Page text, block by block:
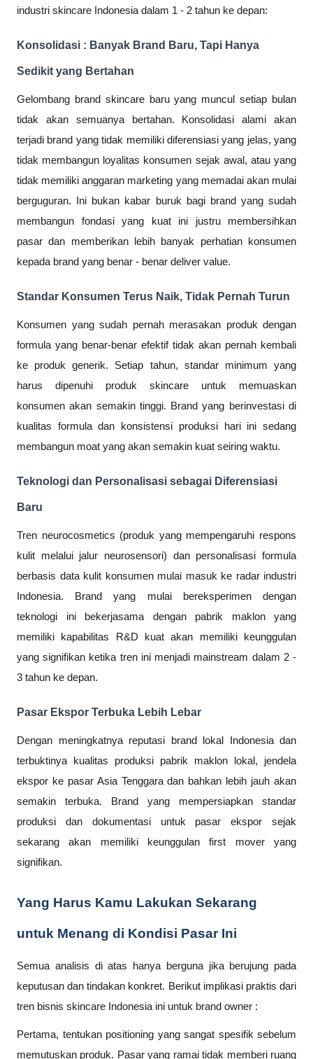
industri skincare Indonesia dalam 1 - 2 tahun ke depan:
Konsolidasi : Banyak Brand Baru, Tapi Hanya
Sedikit yang Bertahan
Gelombang brand skincare baru yang muncul setiap bulan
tidak akan semuanya bertahan. Konsolidasi alami akan
terjadi brand yang tidak memiliki diferensiasi yang jelas, yang
tidak membangun loyalitas konsumen sejak awal, atau yang
tidak memiliki anggaran marketing yang memadai akan mulai
berguguran. Ini bukan kabar buruk bagi brand yang sudah
membangun fondasi yang kuat ini justru membersihkan
pasar dan memberikan lebih banyak perhatian konsumen
kepada brand yang benar - benar deliver value.
Standar Konsumen Terus Naik, Tidak Pernah Turun
Konsumen yang sudah pernah merasakan produk dengan
formula yang benar-benar efektif tidak akan pernah kembali
ke produk generik. Setiap tahun, standar minimum yang
harus dipenuhi produk skincare untuk memuaskan
konsumen akan semakin tinggi. Brand yang berinvestasi di
kualitas formula dan konsistensi produksi hari ini sedang
membangun moat yang akan semakin kuat seiring waktu.
Teknologi dan Personalisasi sebagai Diferensiasi
Baru
Tren neurocosmetics (produk yang mempengaruhi respons
kulit melalui jalur neurosensori) dan personalisasi formula
berbasis data kulit konsumen mulai masuk ke radar industri
Indonesia. Brand yang mulai bereksperimen dengan
teknologi ini bekerjasama dengan pabrik maklon yang
memiliki kapabilitas R&D kuat akan memiliki keunggulan
yang signifikan ketika tren ini menjadi mainstream dalam 2 -
3 tahun ke depan.
Pasar Ekspor Terbuka Lebih Lebar
Dengan meningkatnya reputasi brand lokal Indonesia dan
terbuktinya kualitas produksi pabrik maklon lokal, jendela
ekspor ke pasar Asia Tenggara dan bahkan lebih jauh akan
semakin terbuka. Brand yang mempersiapkan standar
produksi dan dokumentasi untuk pasar ekspor sejak
sekarang akan memiliki keunggulan first mover yang
signifikan.
Yang Harus Kamu Lakukan Sekarang
untuk Menang di Kondisi Pasar Ini
Semua analisis di atas hanya berguna jika berujung pada
keputusan dan tindakan konkret. Berikut implikasi praktis dari
tren bisnis skincare Indonesia ini untuk brand owner :
Pertama, tentukan positioning yang sangat spesifik sebelum
memutuskan produk. Pasar yang ramai tidak memberi ruang